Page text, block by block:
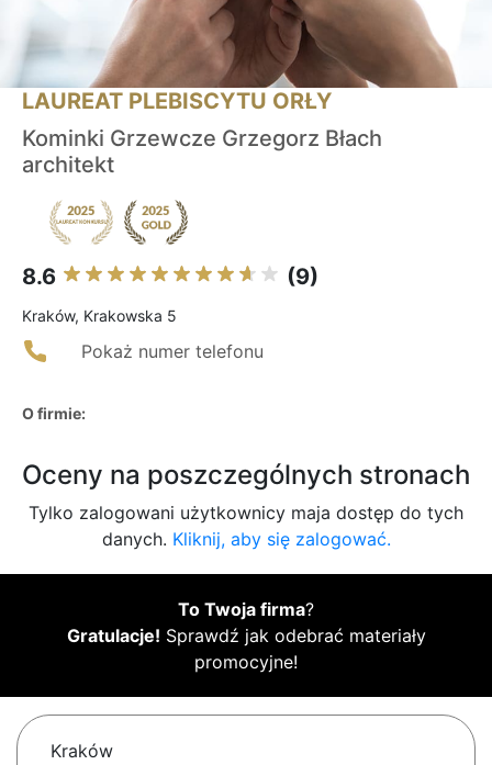
LAUREAT PLEBISCYTU ORŁY
Kominki Grzewcze Grzegorz Błach
architekt
8.6 (9)
Kraków, Krakowska 5
Pokaż numer telefonu
O firmie:
Oceny na poszczególnych stronach
Tylko zalogowani użytkownicy maja dostęp do tych
danych. Kliknij, aby się zalogować.
To Twoja firma?
Gratulacje! Sprawdź jak odebrać materiały
promocyjne!
Kraków